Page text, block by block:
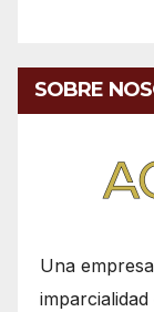
SOBRE
Una